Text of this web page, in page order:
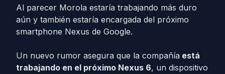
Al parecer Morola estaría trabajando más duro
aún y también estaría encargada del próximo
smartphone Nexus de Google.
Un nuevo rumor asegura que la compañía está
trabajando en el próximo Nexus 6, un dispositivo